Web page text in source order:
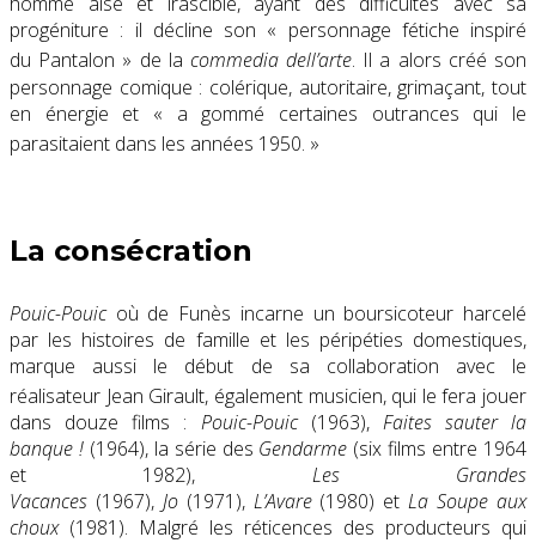
progéniture : il décline son « personnage fétiche inspiré
du Pantalon » de la commedia dell’arte. Il a alors créé son
personnage comique : colérique, autoritaire, grimaçant, tout
en énergie et « a gommé certaines outrances qui le
parasitaient dans les années 1950. »
La consécration
Pouic-Pouicoù de Funès incarne un boursicoteur harcelé
par les histoires de famille et les péripéties domestiques,
marque aussi le début de sa collaboration avec le
réalisateur Jean Girault, également musicien, qui le fera jouer
dans douze films : Pouic-Pouic(1963), Faites sauter la
banque !(1964), la série des Gendarme (six films entre 1964
et 1982), Les Grandes
Vacances (1967), Jo(1971), L’Avare(1980) etLa Soupe aux
choux(1981). Malgré les réticences des producteurs qui